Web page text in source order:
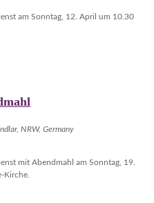
am Sonntag, 12. April um 10.30
NRW, Germany
mit Abendmahl am Sonntag, 19.
Kirche.